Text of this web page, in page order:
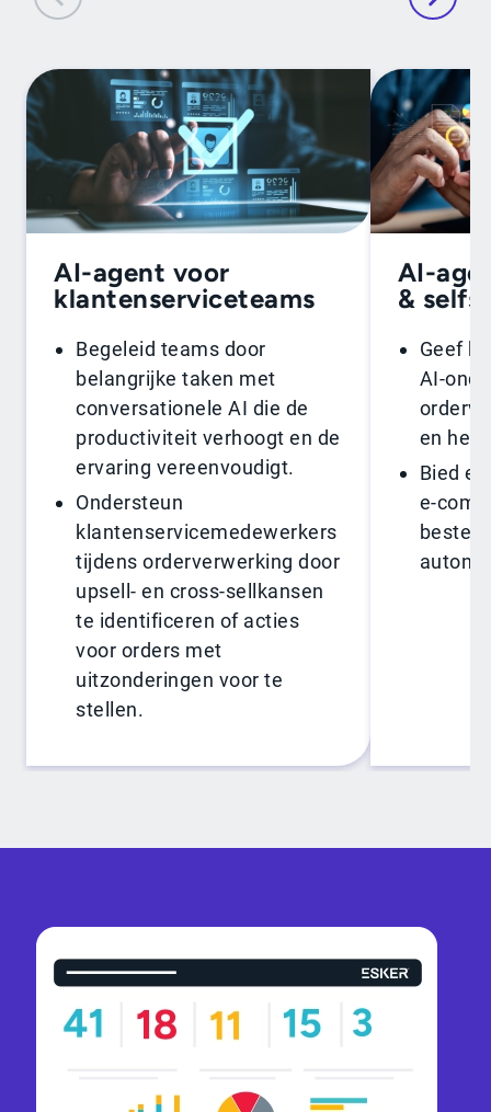
AI-agent voor
klantenserviceteams
Begeleid teams door
belangrijke taken met
conversationele AI die de
productiviteit verhoogt en de
ervaring vereenvoudigt.
Ondersteun
klantenservicemedewerkers
tijdens orderverwerking door
upsell- en cross-sellkansen
te identificeren of acties
voor orders met
uitzonderingen voor te
stellen.
AI-
&
Geef
AI-
en het
Bied
e-